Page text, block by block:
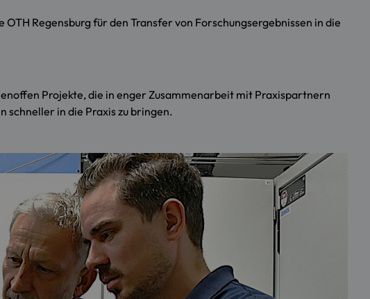
Regensburg für den Transfer von Forschungsergebnissen in die
Projekte, die in enger Zusammenarbeit mit Praxispartnern
schneller in die Praxis zu bringen.